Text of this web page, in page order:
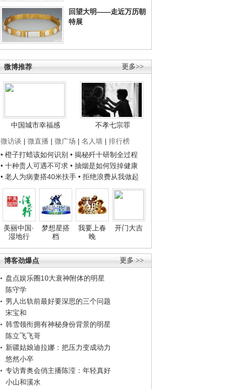
回望大明——走近万历朝
特展
更多>>
微博推荐
中国城市幸福感
不孝七宗罪
微访谈 | 微直播 | 微广场 | 名人墙 | 排行榜
• 橙子打蜡该如何识别 • 揭秘歼十研制全过程
• 十种贵人可遇不可求 • 抽烟是如何毁掉健康
• 老人为病妻搭40米扶手 • 拒绝浪费从我做起
美丽中国·
湿地行
梦想星搭
档
我要上春
晚
开门大吉
更多 >>
博客劲爆点
盘点娱乐圈10大衰神附体的明星
陈守学
男人出轨前最好要深思的三个问题
宋宝和
韩雪领衔拥有神秘身份背景的明星
陈立飞飞哥
新疆姑娘迪拉娜：把压力变成动力
悠然小卒
专访青奥会俏主播陈滢：年轻真好
小山和溪水